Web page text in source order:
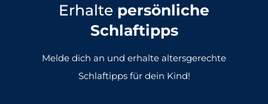
Erhalte persönliche
Schlaftipps
Melde dich an und erhalte altersgerechte
Schlaftipps für dein Kind!